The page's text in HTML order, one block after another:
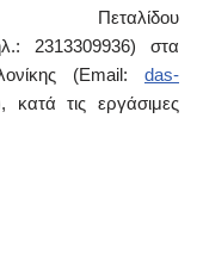
2313309936) στα
(Email: das-
κατά τις εργάσιμες